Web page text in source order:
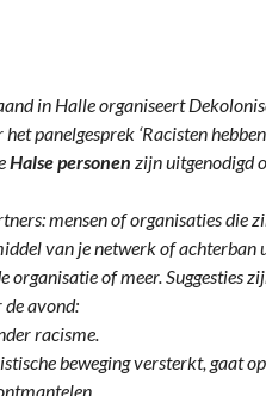
in Halle organiseert
panelgesprek ‘Racisten
Halse personen zijn uitgenodigd
mensen of organisaties die
van je netwerk of achterban
of meer. Suggesties
avond:
racisme.
beweging versterkt, gaat